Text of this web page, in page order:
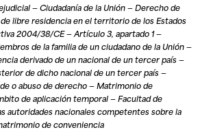
— Ciudadanía de la Unión — Derecho de
libre residencia en el territorio de los Estados
2004/38/CE — Artículo 3, apartado 1 —
de la familia de un ciudadano de la Unión —
derivado de un nacional de un tercer país —
de dicho nacional de un tercer país —
o abuso de derecho — Matrimonio de
de aplicación temporal — Facultad de
autoridades nacionales competentes sobre la
de conveniencia